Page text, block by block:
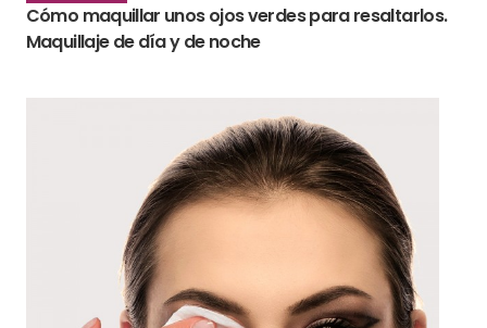
Cómo maquillar unos ojos verdes para resaltarlos.
Maquillaje de día y de noche